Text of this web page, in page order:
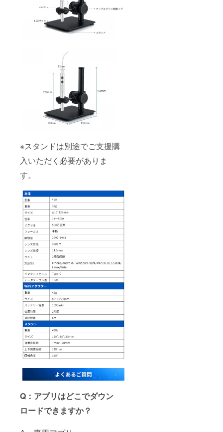
※スタンドは別途でご支援購
入いただく必要がありま
す。
Q：アプリはどこでダウン
ロードできますか？